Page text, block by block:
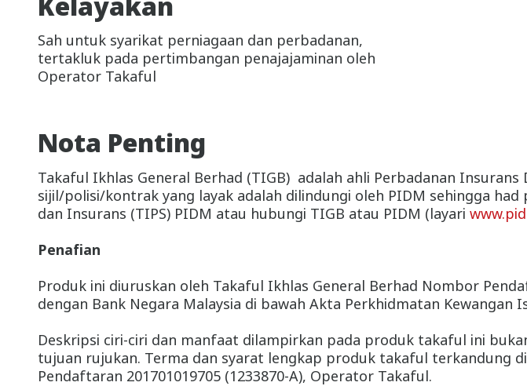
Sah untuk syarikat perniagaan dan perbadanan,
tertakluk pada pertimbangan penajajaminan oleh
Operator Takaful
Nota Penting
Takaful Ikhlas General Berhad (TIGB) adalah ahli Perbadanan
sijil/polisi/kontrak yang layak adalah dilindungi oleh PIDM sehingga
dan Insurans (TIPS) PIDM atau hubungi TIGB atau PIDM (layari
Penafian
Produk ini diuruskan oleh Takaful Ikhlas General Berhad Nombor
dengan Bank Negara Malaysia di bawah Akta Perkhidmatan Kewangan
Deskripsi ciri-ciri dan manfaat dilampirkan pada produk takaful ini
tujuan rujukan. Terma dan syarat lengkap produk takaful terkandung
Pendaftaran 201701019705 (1233870-A), Operator Takaful.